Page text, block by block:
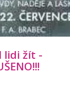
lidi žít -